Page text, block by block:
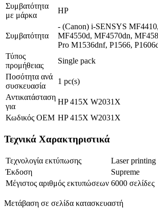
Συμβατότητα
με μάρκα
HP
Συμβατότητα
- (Canon) i-SENSYS
MF4550d, MF4570dn,
Pro M1536dnf, P1566,
Τύπος
προμήθειας
Single pack
Ποσότητα ανά
συσκευασία
1 pc(s)
Αντικατάσταση
για
HP 415X W2031X
Κωδικός OEM HP 415X W2031X
Τεχνικά Χαρακτηριστικά
Τεχνολογία εκτύπωσης
Laser printing
Έκδοση
Supreme
Μέγιστος αριθμός εκτυπώσεων 6000 σελίδες
Μετάβαση σε σελίδα κατασκευαστή